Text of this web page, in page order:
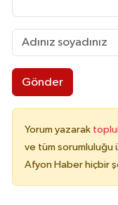
Gönder
Yorum yazarak
ve tüm sorumluluğu
Afyon Haber hiçbir